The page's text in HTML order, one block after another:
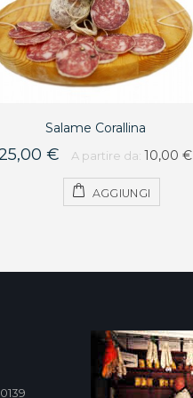
Salame Corallina
€ A partire da: 10,00 €
AGGIUNGI